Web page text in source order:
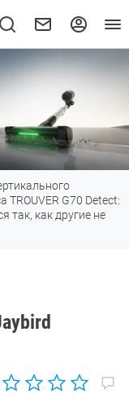
TROUVER G70 Detect:
так, как другие не